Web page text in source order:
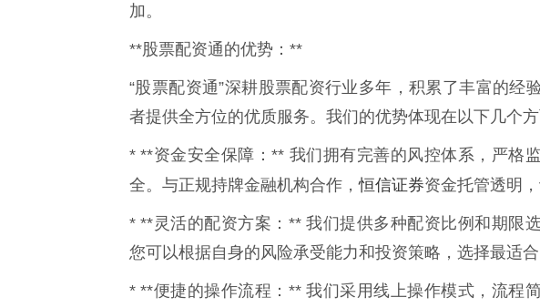
加。
**股票配资通的优势：**
“股票配资通”深耕股票配资行业多年，积累了丰富的经
者提供全方位的优质服务。我们的优势体现在以下几个方
* **资金安全保障：** 我们拥有完善的风控体系，严格
全。与正规持牌金融机构合作，恒信证券资金托管透明
* **灵活的配资方案：** 我们提供多种配资比例和期限
您可以根据自身的风险承受能力和投资策略，选择最适合
* **便捷的操作流程：** 我们采用线上操作模式，流程